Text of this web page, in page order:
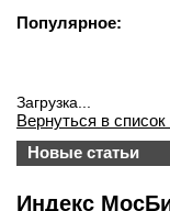
Популярное:
Загрузка...
Вернуться в список
Новые статьи
Индекс